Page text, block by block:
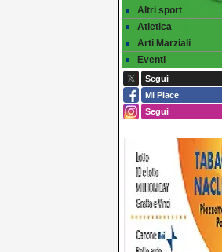
Altri sport
Atletica
Arti Marziali
Eventi
Segui
Mi Piace
Segui